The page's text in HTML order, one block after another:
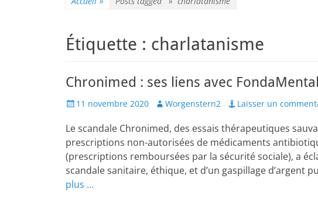
Étiquette : charlatanisme
Chronimed : ses liens avec
Posted
11 novembre 2020 Author
Worgenstern2 Laisser un
Le scandale Chronimed, des essais thérapeutiques
prescriptions non-autorisées de médicaments
(prescriptions remboursées par la sécurité sociale), a
scandale sanitaire, éthique, et d’un gaspillage d’argent
plus …